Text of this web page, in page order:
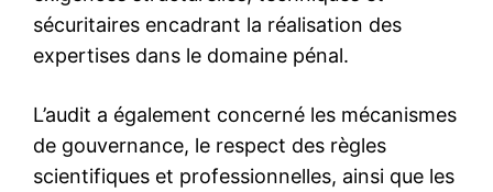
S'ABONNER MAINTENANT